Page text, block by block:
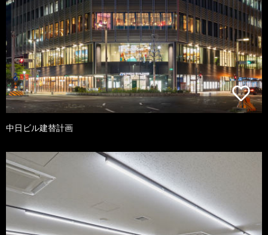
中日ビル建替計画